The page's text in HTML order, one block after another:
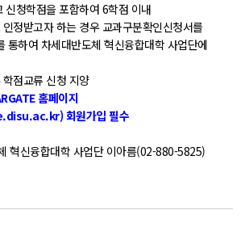
보기
신청학점을 포함하여 6학점 이내
정받고자 하는 경우 교과구분확인신청서를
통하여 차세대반도체 혁신융합대학 사업단에
점교류 신청 지양
홈페이지
회원가입 필수
혁신융합대학 사업단 이아름(02-880-5825)